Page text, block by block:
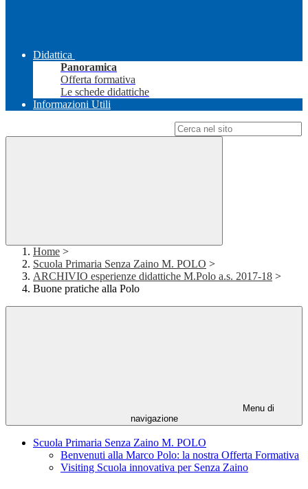
Didattica
Panoramica
Offerta formativa
Le schede didattiche
Informazioni Utili
Home >
Scuola Primaria Senza Zaino M. POLO >
ARCHIVIO esperienze didattiche M.Polo a.s. 2017-18 >
Buone pratiche alla Polo
Menu di
navigazione
Scuola Primaria Senza Zaino M. POLO
Benvenuti alla Marco Polo: la nostra Offerta Formativa
Visiting Scuola innovativa per Senza Zaino